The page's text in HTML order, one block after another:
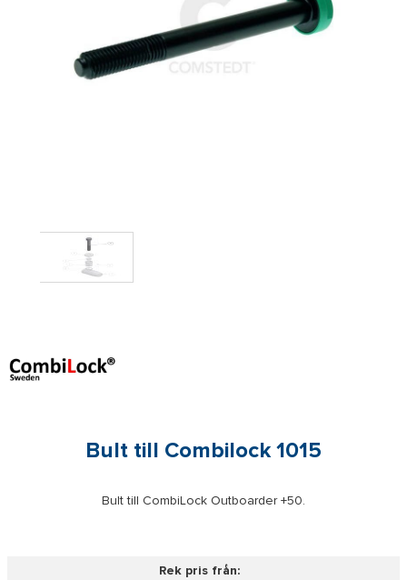
Bult till Combilock 1015
Bult till CombiLock Outboarder +50.
Rek pris från: